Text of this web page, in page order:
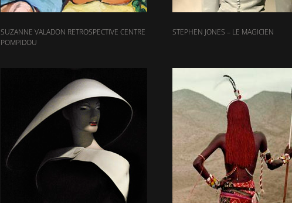
SUZANNE VALADON RETROSPECTIVE CENTRE
POMPIDOU
STEPHEN JONES – LE MAGICIEN